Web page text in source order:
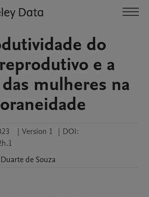
do
e a
mulheres na
| Version 1 | DOI:
Duarte de Souza